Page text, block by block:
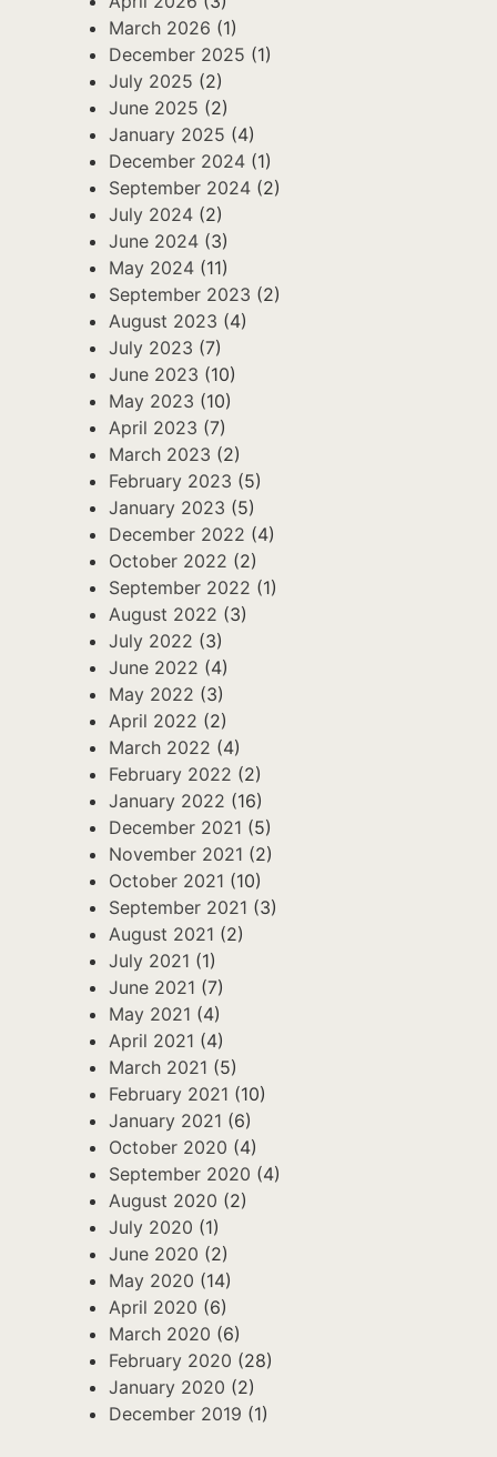
March 2026 (1)
December 2025 (1)
July 2025 (2)
June 2025 (2)
January 2025 (4)
December 2024 (1)
September 2024 (2)
July 2024 (2)
June 2024 (3)
May 2024 (11)
September 2023 (2)
August 2023 (4)
July 2023 (7)
June 2023 (10)
May 2023 (10)
April 2023 (7)
March 2023 (2)
February 2023 (5)
January 2023 (5)
December 2022 (4)
October 2022 (2)
September 2022 (1)
August 2022 (3)
July 2022 (3)
June 2022 (4)
May 2022 (3)
April 2022 (2)
March 2022 (4)
February 2022 (2)
January 2022 (16)
December 2021 (5)
November 2021 (2)
October 2021 (10)
September 2021 (3)
August 2021 (2)
July 2021 (1)
June 2021 (7)
May 2021 (4)
April 2021 (4)
March 2021 (5)
February 2021 (10)
January 2021 (6)
October 2020 (4)
September 2020 (4)
August 2020 (2)
July 2020 (1)
June 2020 (2)
May 2020 (14)
April 2020 (6)
March 2020 (6)
February 2020 (28)
January 2020 (2)
December 2019 (1)